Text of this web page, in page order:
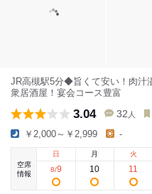
JR高槻駅5分◆旨くて安い！肉汁
衆居酒屋！宴会コース豊富
3.04 32 人
￥2,000～￥2,999 -
空席
情報
日
8/9
月
10
火
11